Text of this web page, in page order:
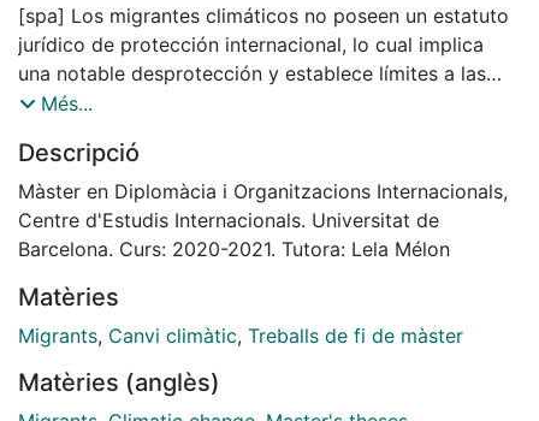
[spa] Los migrantes climáticos no poseen un estatuto
jurídico de protección internacional, lo cual implica
una notable desprotección y establece límites a las
herramientas existentes en materia de seguridad
el estado de la cuestión de las migraciones del cambio
climático, así como del actual modelo de protección
internacional de los migrantes climáticos, para así
vislumbrar las fracturas y limitaciones existentes en
humana global y alcanzar posibles vías para
superarlas, mediante la adaptación del derecho
propuesta de cooperación transnacional de
Més...
Descripció
Màster en Diplomàcia i Organitzacions Internacionals,
Centre d'Estudis Internacionals. Universitat de
Barcelona. Curs: 2020-2021. Tutora: Lela Mélon
Matèries
Migrants, Canvi climàtic, Treballs de fi de màster
Matèries (anglès)